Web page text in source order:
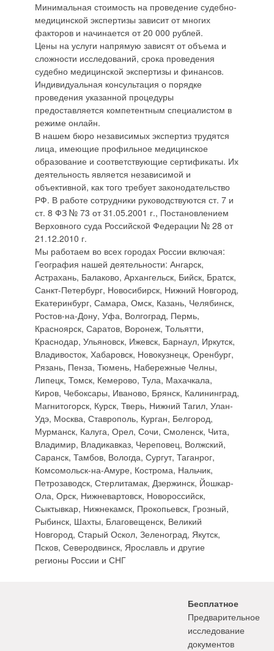
Минимальная стоимость на проведение судебно-
медицинской экспертизы зависит от многих
факторов и начинается от 20 000 рублей.
Цены на услуги напрямую зависят от объема и
сложности исследований, срока проведения
судебно медицинской экспертизы и финансов.
Индивидуальная консультация о порядке
проведения указанной процедуры
предоставляется компетентным специалистом в
режиме онлайн.
В нашем бюро независимых экспертиз трудятся
лица, имеющие профильное медицинское
образование и соответствующие сертификаты. Их
деятельность является независимой и
объективной, как того требует законодательство
РФ. В работе сотрудники руководствуются ст. 7 и
ст. 8 ФЗ № 73 от 31.05.2001 г., Постановлением
Верховного суда Российской Федерации № 28 от
21.12.2010 г.
Мы работаем во всех городах России включая:
География нашей деятельности: Ангарск,
Астрахань, Балаково, Архангельск, Бийск, Братск,
Санкт-Петербург, Новосибирск, Нижний Новгород,
Екатеринбург, Самара, Омск, Казань, Челябинск,
Ростов-на-Дону, Уфа, Волгоград, Пермь,
Красноярск, Саратов, Воронеж, Тольятти,
Краснодар, Ульяновск, Ижевск, Барнаул, Иркутск,
Владивосток, Хабаровск, Новокузнецк, Оренбург,
Рязань, Пенза, Тюмень, Набережные Челны,
Липецк, Томск, Кемерово, Тула, Махачкала,
Киров, Чебоксары, Иваново, Брянск, Калининград,
Магнитогорск, Курск, Тверь, Нижний Тагил, Улан-
Удэ, Москва, Ставрополь, Курган, Белгород,
Мурманск, Калуга, Орел, Сочи, Смоленск, Чита,
Владимир, Владикавказ, Череповец, Волжский,
Саранск, Тамбов, Вологда, Сургут, Таганрог,
Комсомольск-на-Амуре, Кострома, Нальчик,
Петрозаводск, Стерлитамак, Дзержинск, Йошкар-
Ола, Орск, Нижневартовск, Новороссийск,
Сыктывкар, Нижнекамск, Прокопьевск, Грозный,
Рыбинск, Шахты, Благовещенск, Великий
Новгород, Старый Оскол, Зеленоград, Якутск,
Псков, Северодвинск, Ярославль и другие
регионы России и СНГ
Бесплатное
Предварительное
исследование
документов